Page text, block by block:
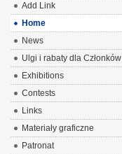
Add Link
Home
News
Ulgi i rabaty dla Członków
Exhibitions
Contests
Links
Materiały graficzne
Patronat